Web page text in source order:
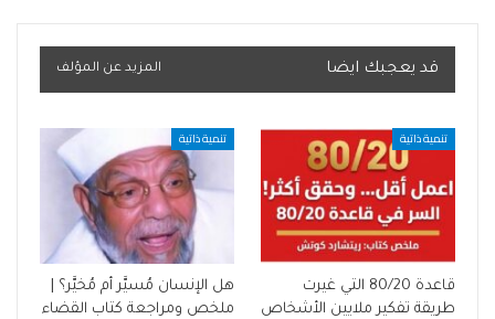
قد يعجبك ايضا المزيد عن المؤلف
تنمية ذاتية
قاعدة 80/20 التي غيرت
طريقة تفكير ملايين الأشخاص
تنمية ذاتية
هل الإنسان مُسيَّر أم مُخيَّر؟ |
ملخص ومراجعة كتاب القضاء